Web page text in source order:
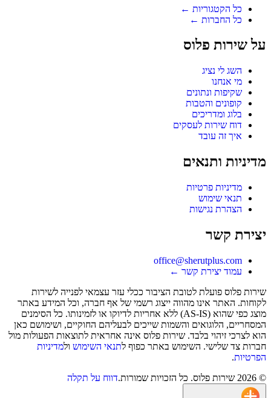
כל הקטגוריות ←
כל החברות ←
על שירות פלוס
השג לי נציג
מי אנחנו
שקיפות ונתונים
קופונים והטבות
בלוג ומדריכים
דוח שירות לעסקים
איך זה עובד
מדיניות ותנאים
מדיניות פרטיות
תנאי שימוש
הצהרת נגישות
יצירת קשר
office@sherutplus.com
עמוד יצירת קשר ←
שירות פלוס פועלת לטובת הציבור ככלי עזר עצמאי לפנייה לשירות
לקוחות. האתר אינו מהווה ייצוג רשמי של אף חברה, וכל המידע באתר
מוצג כפי שהוא (AS-IS) ללא אחריות לדיוקו או לזמינותו. כל הסימנים
המסחריים, הלוגואים והשמות שייכים לבעליהם החוקיים, ושימושם כאן
הוא לצרכי זיהוי בלבד. שירות פלוס אינה אחראית לתוצאות הפעולות מול
חברות צד שלישי. השימוש באתר כפוף לתנאי השימוש ולמדיניות
הפרטיות.
©
2026 שירות פלוס. כל הזכויות שמורות.דווח על תקלה